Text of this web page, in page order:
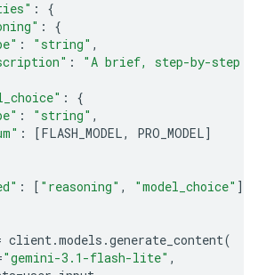
:
{
:
{
: "string" ,
:
"A brief, step-by-step
:
{
: "string" ,
: [FLASH_MODEL, PRO_MODEL]
: [ "reasoning" , "model_choice" ]
client.models .generate_content(
"gemini-3.1-flash-lite" ,